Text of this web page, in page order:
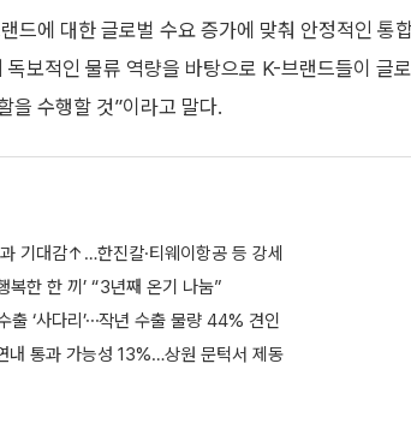
드에 대한 글로벌 수요 증가에 맞춰 안정적인 통
독보적인 물류 역량을 바탕으로 K-브랜드들이 글
을 수행할 것”이라고 말다.
기대감↑…한진칼·티웨이항공 등 강세
복한 한 끼’ “3년째 온기 나눔”
출 ‘사다리’⋯작년 수출 물량 44% 견인
내 통과 가능성 13%…상원 문턱서 제동